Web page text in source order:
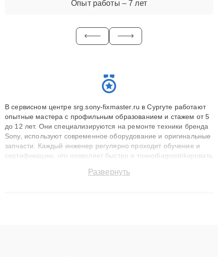
Опыт работы – 7 лет
В сервисном центре srg.sony-fixmaster.ru в Сургуте работают
опытные мастера с профильным образованием и стажем от 5
до 12 лет. Они специализируются на ремонте техники бренда
Sony, используют современное оборудование и оригинальные
запчасти. Каждый инженер регулярно проходит обучение и
сертификацию, что позволяет быстро и точноdiagnostikировать
до 3 лет. Наши мастера решают сложные случаи: от замены
Развернуть